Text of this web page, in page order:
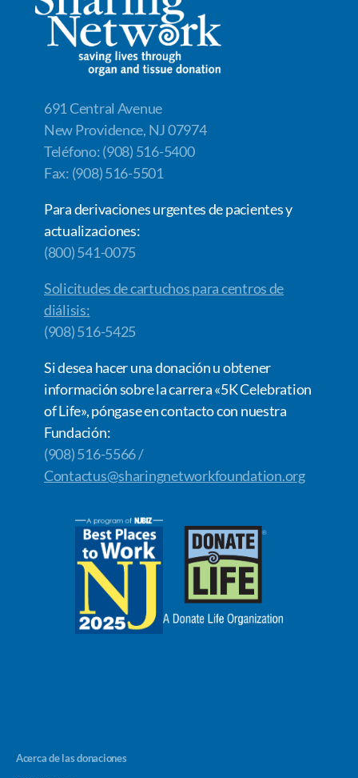
o
k
n
n
k
691 Central Avenue
New Providence, NJ 07974
Teléfono: (908) 516-5400
Fax: (908) 516-5501
Para derivaciones urgentes de pacientes y
actualizaciones:
(800) 541-0075
Solicitudes de cartuchos para centros de
diálisis:
(908) 516-5425
Si desea hacer una donación u obtener
información sobre la carrera «5K Celebration
of Life», póngase en contacto con nuestra
Fundación:
(908) 516-5566 /
Contactus@sharingnetworkfoundation.org
Acerca de las donaciones